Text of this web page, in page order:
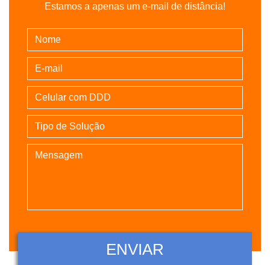
Estamos a apenas um e-mail de distância!